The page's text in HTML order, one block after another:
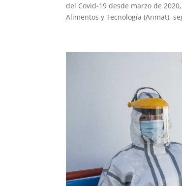
del Covid-19 desde marzo de
Alimentos y Tecnología (Anmat),